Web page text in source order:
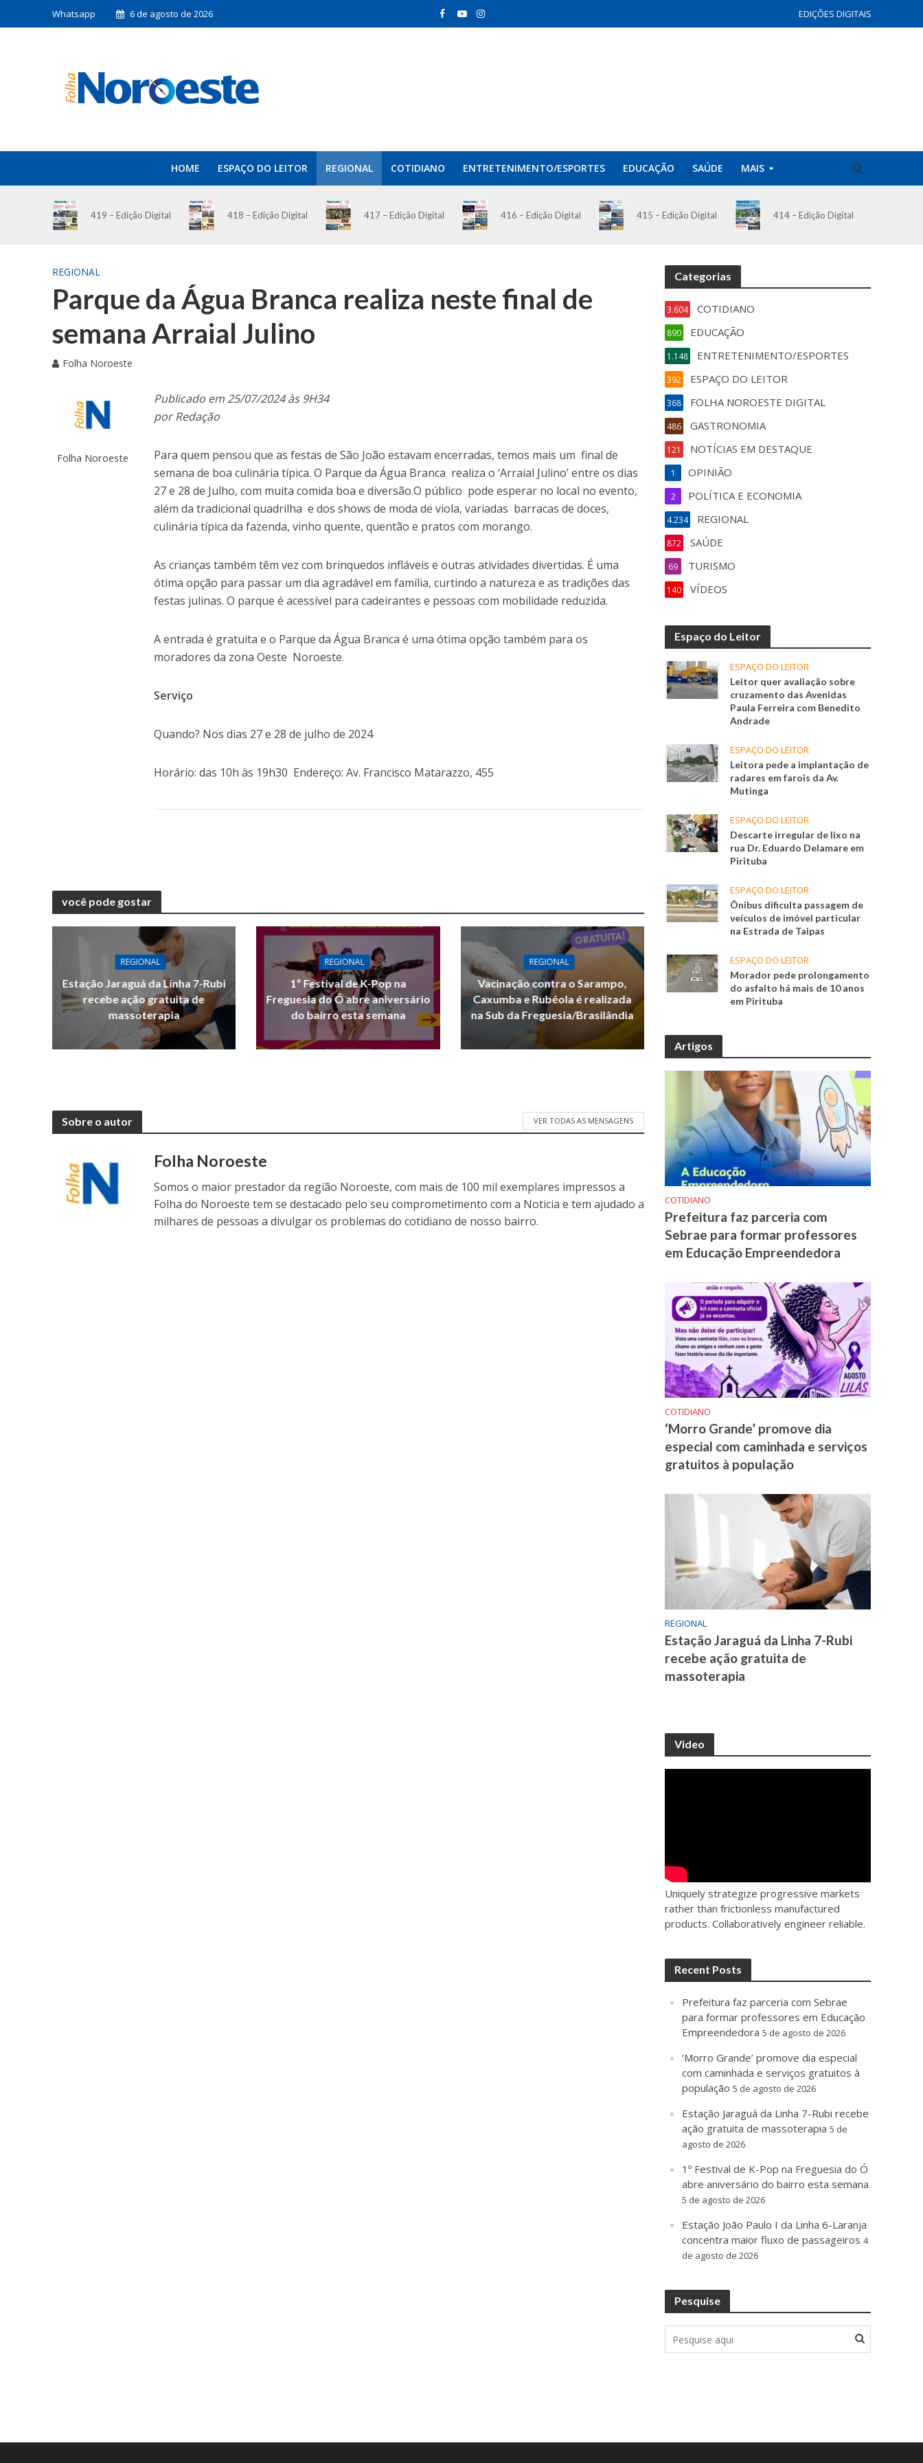
Whatsapp 6 de agosto de 2026 EDIÇÕES DIGITAIS
HOME ESPAÇO DO LEITOR REGIONAL COTIDIANO ENTRETENIMENTO/ESPORTES EDUCAÇÃO SAÚDE MAIS
419 – Edição Digital 418 – Edição Digital 417 – Edição Digital 416 – Edição Digital 415 – Edição Digital 414 – Edição Digital
REGIONAL
Parque da Água Branca realiza neste final de
semana Arraial Julino
Folha Noroeste
Folha Noroeste
Publicado em 25/07/2024 às 9H34
por Redação
Para quem pensou que as festas de São João estavam encerradas, temos mais um final de
semana de boa culinária típica. O Parque da Água Branca realiza o ‘Arraial Julino’ entre os dias
27 e 28 de Julho, com muita comida boa e diversão.O público pode esperar no local no evento,
além da tradicional quadrilha e dos shows de moda de viola, variadas barracas de doces,
culinária típica da fazenda, vinho quente, quentão e pratos com morango.
As crianças também têm vez com brinquedos infláveis e outras atividades divertidas. É uma
ótima opção para passar um dia agradável em família, curtindo a natureza e as tradições das
festas julinas. O parque é acessível para cadeirantes e pessoas com mobilidade reduzida.
A entrada é gratuita e o Parque da Água Branca é uma ótima opção também para os
moradores da zona Oeste Noroeste.
Serviço
Quando? Nos dias 27 e 28 de julho de 2024
Horário: das 10h às 19h30 Endereço: Av. Francisco Matarazzo, 455
você pode gostar
REGIONAL
Estação Jaraguá da Linha 7-Rubi
recebe ação gratuita de
massoterapia
REGIONAL
1º Festival de K-Pop na
Freguesia do Ó abre aniversário
do bairro esta semana
REGIONAL
Vacinação contra o Sarampo,
Caxumba e Rubéola é realizada
na Sub da Freguesia/Brasilândia
Sobre o autor VER TODAS AS MENSAGENS
Folha Noroeste
Somos o maior prestador da região Noroeste, com mais de 100 mil exemplares impressos a
Folha do Noroeste tem se destacado pelo seu comprometimento com a Noticia e tem ajudado a
milhares de pessoas a divulgar os problemas do cotidiano de nosso bairro.
Categorias
COTIDIANO
3.604
EDUCAÇÃO
890
ENTRETENIMENTO/ESPORTES
1.148
ESPAÇO DO LEITOR
392
FOLHA NOROESTE DIGITAL
368
GASTRONOMIA
486
NOTÍCIAS EM DESTAQUE
121
OPINIÃO
1
POLÍTICA E ECONOMIA
2
REGIONAL
4.234
SAÚDE
872
TURISMO
69
VÍDEOS
140
Espaço do Leitor
ESPAÇO DO LEITOR
Leitor quer avaliação sobre
cruzamento das Avenidas
Paula Ferreira com Benedito
Andrade
ESPAÇO DO LEITOR
Leitora pede a implantação de
radares em farois da Av.
Mutinga
ESPAÇO DO LEITOR
Descarte irregular de lixo na
rua Dr. Eduardo Delamare em
Pirituba
ESPAÇO DO LEITOR
Ônibus dificulta passagem de
veículos de imóvel particular
na Estrada de Taipas
ESPAÇO DO LEITOR
Morador pede prolongamento
do asfalto há mais de 10 anos
em Pirituba
Artigos
COTIDIANO
Prefeitura faz parceria com
Sebrae para formar professores
em Educação Empreendedora
COTIDIANO
‘Morro Grande’ promove dia
especial com caminhada e serviços
gratuitos à população
REGIONAL
Estação Jaraguá da Linha 7-Rubi
recebe ação gratuita de
massoterapia
Video
Uniquely strategize progressive markets
rather than frictionless manufactured
products. Collaboratively engineer reliable.
Recent Posts
Prefeitura faz parceria com Sebrae
para formar professores em Educação
Empreendedora 5 de agosto de 2026
‘Morro Grande’ promove dia especial
com caminhada e serviços gratuitos à
população 5 de agosto de 2026
Estação Jaraguá da Linha 7-Rubi recebe
ação gratuita de massoterapia 5 de
agosto de 2026
1º Festival de K-Pop na Freguesia do Ó
abre aniversário do bairro esta semana
5 de agosto de 2026
Estação João Paulo I da Linha 6-Laranja
concentra maior fluxo de passageiros 4
de agosto de 2026
Pesquise